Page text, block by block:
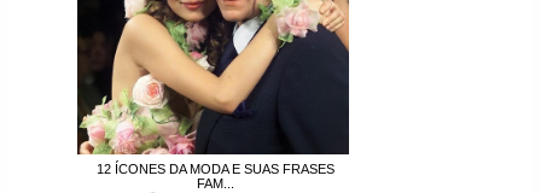
12 ÍCONES DA MODA E SUAS FRASES
FAM...